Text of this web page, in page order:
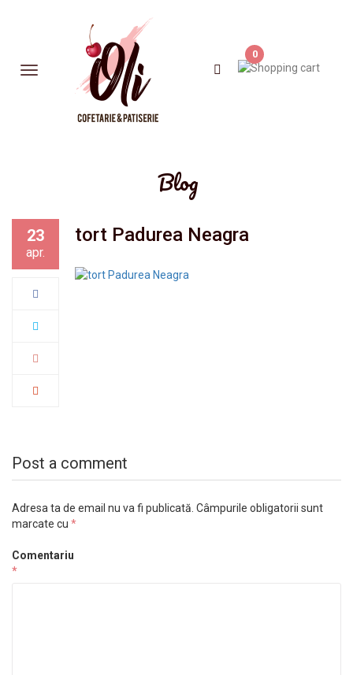
0
Blog
23
apr.
tort Padurea Neagra
Post a comment
Adresa ta de email nu va fi publicată. Câmpurile obligatorii sunt
marcate cu *
Comentariu
*